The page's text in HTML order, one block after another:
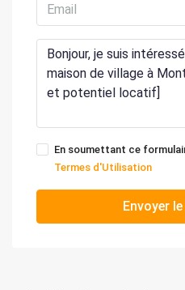
En soumettant ce
Termes d'Utilisation
Envoyer